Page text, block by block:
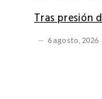
Tras presión
6 agosto, 2026